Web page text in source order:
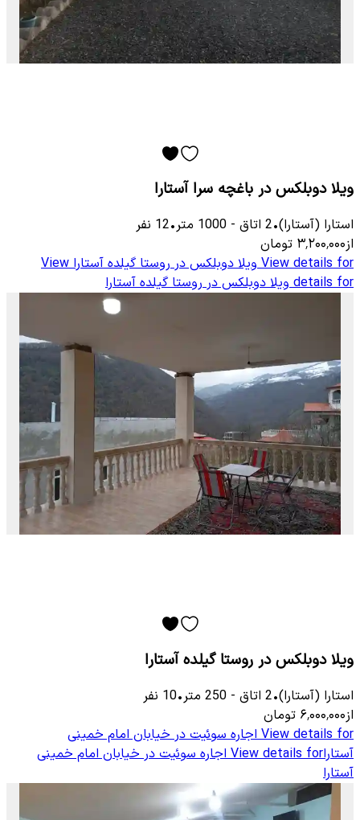
ویلا دوبلکس در باغچه سرا آستارا
استارا (آستارا)•
2 اتاق -
1000 متر•
12 نفر
از۳٬۲۰۰٬۰۰۰ تومان
View details for ویلا دوبلکس در روستا گیلده آستاراView
details for ویلا دوبلکس در روستا گیلده آستارا
ویلا دوبلکس در روستا گیلده آستارا
استارا (آستارا)•
2 اتاق -
250 متر•
10 نفر
از۶٬۰۰۰٬۰۰۰ تومان
View details for اجاره سوئیت در خیابان امام خمینی
آستاراView details for اجاره سوئیت در خیابان امام خمینی
آستارا